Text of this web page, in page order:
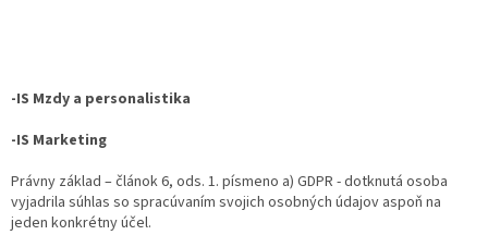
-IS Mzdy a personalistika
-IS Marketing
Právny základ – článok 6, ods. 1. písmeno a) GDPR - dotknutá osoba
vyjadrila súhlas so spracúvaním svojich osobných údajov aspoň na
jeden konkrétny účel.